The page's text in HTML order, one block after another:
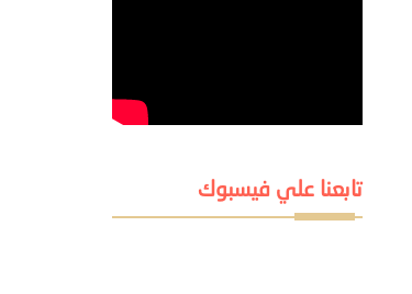
تابعنا علي فيسبوك